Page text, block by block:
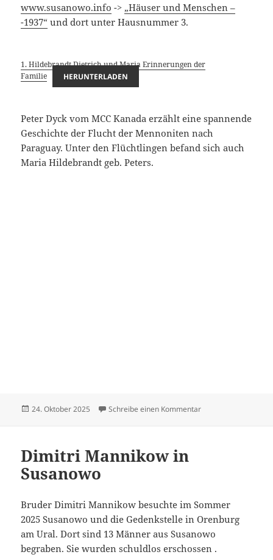
www.susanowo.info -> „Häuser und Menschen –
-1937“ und dort unter Hausnummer 3.
1. Hildebrandt Dietrich und Maria Erinnerungen der
Familie
HERUNTERLADEN
Peter Dyck vom MCC Kanada erzählt eine spannende
Geschichte der Flucht der Mennoniten nach
Paraguay. Unter den Flüchtlingen befand sich auch
Maria Hildebrandt geb. Peters.
Veröffentlicht
24. Oktober 2025 Schreibe einen Kommentarzu Hildebrandt
Dimitri Mannikow in
Susanowo
Bruder Dimitri Mannikow besuchte im Sommer
2025 Susanowo und die Gedenkstelle in Orenburg
am Ural. Dort sind 13 Männer aus Susanowo
begraben. Sie wurden schuldlos erschossen .